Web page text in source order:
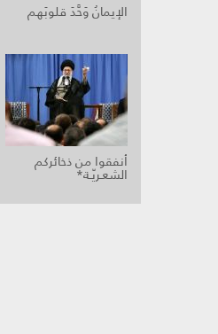
الإيمانُ وَحَّدَ قلوبَهم
أنفقوا من ذخائركم
الشعـريّـة*